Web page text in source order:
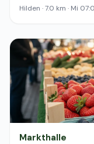
Hilden · 7.0 km · Mi
Markthalle